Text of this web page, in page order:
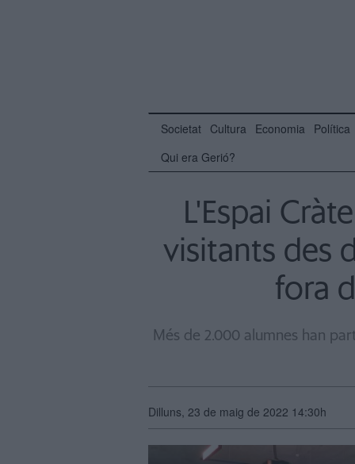
Societat Cultura Economia Política
Qui era Gerió?
L'Espai
visitants des
fora
Més de 2.000 alumnes han
Dilluns, 23 de maig de 2022 14:30h